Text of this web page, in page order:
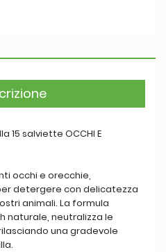
15 salviette OCCHI E
occhi e orecchie,
detergere con delicatezza
animali. La formula
naturale, neutralizza le
una gradevole